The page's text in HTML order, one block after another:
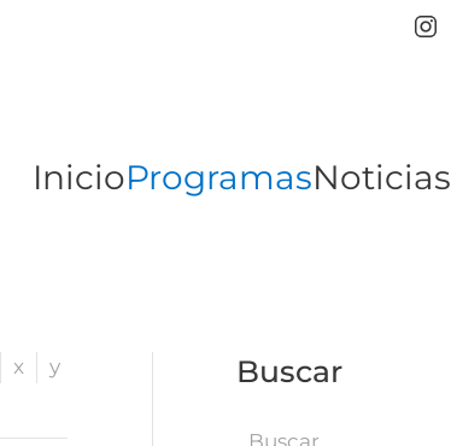
InicioProgramasNoticias
x
y
Buscar